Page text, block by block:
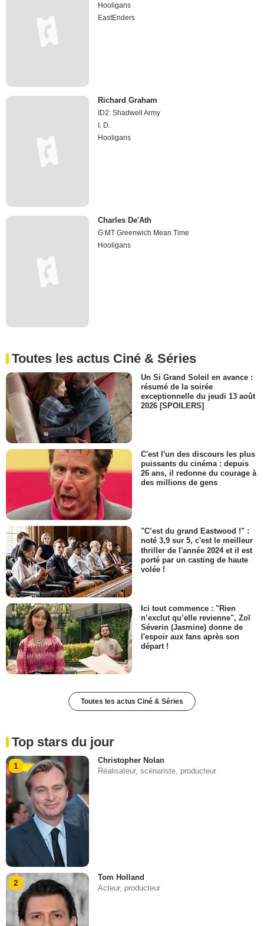
Hooligans
EastEnders
Richard Graham
ID2: Shadwell Army
I. D.
Hooligans
Charles De'Ath
G:MT Greenwich Mean Time
Hooligans
Toutes les actus Ciné & Séries
Un Si Grand Soleil en avance :
résumé de la soirée
exceptionnelle du jeudi 13 août
2026 [SPOILERS]
C'est l'un des discours les plus
puissants du cinéma : depuis
26 ans, il redonne du courage à
des millions de gens
"C’est du grand Eastwood !" :
noté 3,9 sur 5, c'est le meilleur
thriller de l'année 2024 et il est
porté par un casting de haute
volée !
Ici tout commence : "Rien
n’exclut qu’elle revienne", Zoï
Séverin (Jasmine) donne de
l'espoir aux fans après son
départ !
Toutes les actus Ciné & Séries
Top stars du jour
1
Christopher Nolan
Réalisateur, scénariste, producteur
2
Tom Holland
Acteur, producteur